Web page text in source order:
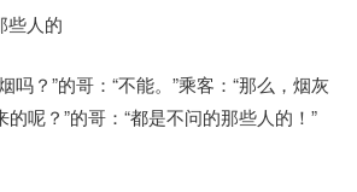
些人的
吗？”的哥：“不能。”乘客：“那么，烟灰
呢？”的哥：“都是不问的那些人的！”